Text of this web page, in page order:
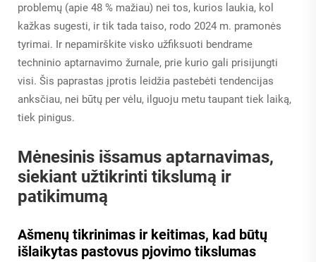
problemų (apie 48 % mažiau) nei tos, kurios laukia, kol
kažkas sugesti, ir tik tada taiso, rodo 2024 m. pramonės
tyrimai. Ir nepamirškite visko užfiksuoti bendrame
techninio aptarnavimo žurnale, prie kurio gali prisijungti
visi. Šis paprastas įprotis leidžia pastebėti tendencijas
anksčiau, nei būtų per vėlu, ilguoju metu taupant tiek laiką,
tiek pinigus.
Mėnesinis išsamus aptarnavimas,
siekiant užtikrinti tikslumą ir
patikimumą
Ašmenų tikrinimas ir keitimas, kad būtų
išlaikytas pastovus pjovimo tikslumas